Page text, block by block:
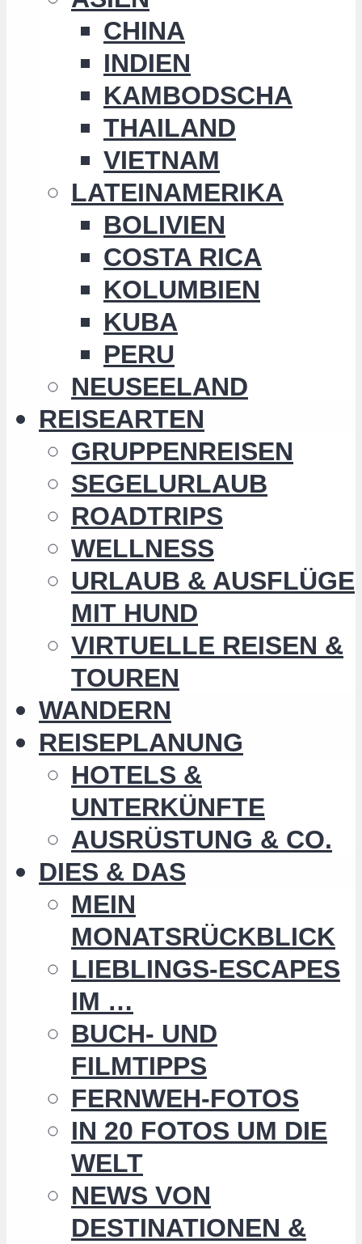
CHINA
INDIEN
KAMBODSCHA
THAILAND
VIETNAM
LATEINAMERIKA
BOLIVIEN
COSTA RICA
KOLUMBIEN
KUBA
PERU
NEUSEELAND
REISEARTEN
GRUPPENREISEN
SEGELURLAUB
ROADTRIPS
WELLNESS
URLAUB & AUSFLÜGE
MIT HUND
VIRTUELLE REISEN &
TOUREN
WANDERN
REISEPLANUNG
HOTELS &
UNTERKÜNFTE
AUSRÜSTUNG & CO.
DIES & DAS
MEIN
MONATSRÜCKBLICK
LIEBLINGS-ESCAPES
IM …
BUCH- UND
FILMTIPPS
FERNWEH-FOTOS
IN 20 FOTOS UM DIE
WELT
NEWS VON
DESTINATIONEN &